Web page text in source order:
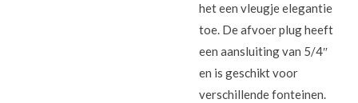
het een vleugje elegantie
toe. De afvoer plug heeft
een aansluiting van 5/4″
en is geschikt voor
verschillende fonteinen.